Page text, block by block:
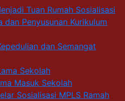
Tuan Rumah Sosialisasi
dan Penyusunan Kurikulum
dan Semangat
Sekolah
Masuk Sekolah
Sosialisasi MPLS Ramah